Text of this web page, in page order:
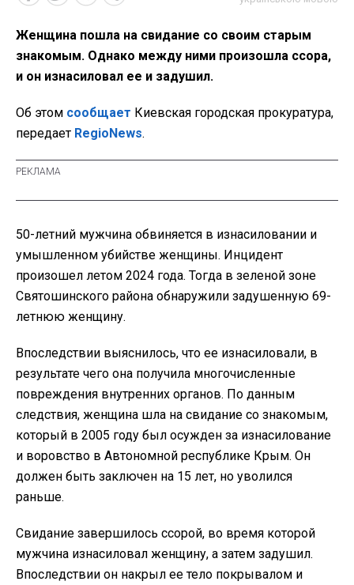
Женщина пошла на свидание со своим старым
знакомым. Однако между ними произошла ссора,
и он изнасиловал ее и задушил.
Об этом сообщает Киевская городская прокуратура,
передает RegioNews.
50-летний мужчина обвиняется в изнасиловании и
умышленном убийстве женщины. Инцидент
произошел летом 2024 года. Тогда в зеленой зоне
Святошинского района обнаружили задушенную 69-
летнюю женщину.
Впоследствии выяснилось, что ее изнасиловали, в
результате чего она получила многочисленные
повреждения внутренних органов. По данным
следствия, женщина шла на свидание со знакомым,
который в 2005 году был осужден за изнасилование
и воровство в Автономной республике Крым. Он
должен быть заключен на 15 лет, но уволился
раньше.
Свидание завершилось ссорой, во время которой
мужчина изнасиловал женщину, а затем задушил.
Впоследствии он накрыл ее тело покрывалом и